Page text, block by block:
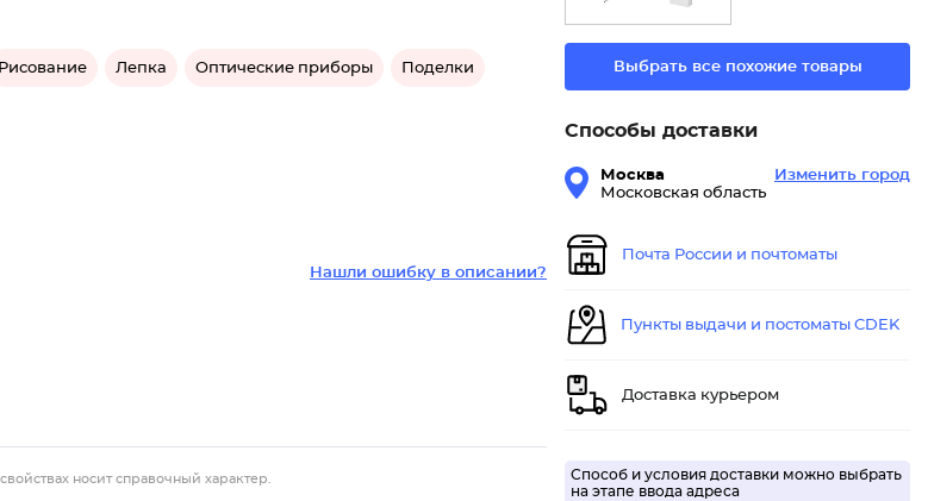
Рисование Лепка Оптические приборы Поделки
Нашли ошибку в описании?
носит справочный характер.
Выбрать все похожие товары
Способы доставки
Москва
Московская область
Изменить город
Почта России и почтоматы
Пункты выдачи и постоматы CDEK
Доставка курьером
Способ и условия доставки можно выбрать
на этапе ввода адреса